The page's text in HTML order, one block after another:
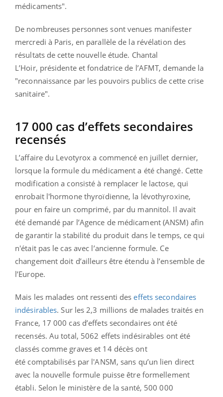
médicaments".
De nombreuses personnes sont venues manifester
mercredi à Paris, en parallèle de la révélation des
résultats de cette nouvelle étude. Chantal
L’Hoir, présidente et fondatrice de l’AFMT, demande la
"reconnaissance par les pouvoirs publics de cette crise
sanitaire".
17 000 cas d’effets secondaires
recensés
L’affaire du Levotyrox a commencé en juillet dernier,
lorsque la formule du médicament a été changé. Cette
modification a consisté à remplacer le lactose, qui
enrobait l'hormone thyroïdienne, la lévothyroxine,
pour en faire un comprimé, par du mannitol. Il avait
été demandé par l’Agence de médicament (ANSM) afin
de garantir la stabilité du produit dans le temps, ce qui
n'était pas le cas avec l’ancienne formule. Ce
changement doit d’ailleurs être étendu à l’ensemble de
l’Europe.
Mais les malades ont ressenti deseffets secondaires
indésirables. Sur les 2,3 millions de malades traités en
France, 17 000 cas d’effets secondaires ont été
recensés. Au total, 5062 effets indésirables ont été
classés comme graves et 14 décès ont
été comptabilisés par l'ANSM, sans qu’un lien direct
avec la nouvelle formule puisse être formellement
établi. Selon le ministère de la santé, 500 000